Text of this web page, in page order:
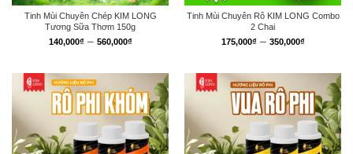
Tinh Mùi Chuyên Chép KIM LONG
Tương Sữa Thơm 150g
140,000₫ – 560,000₫Khoảng
140,000₫
đến
560,000₫
Tinh Mùi Chuyên Rô KIM LONG Combo
2 Chai
175,000₫ – 350,000₫Khoảng
175,000₫
350,000₫